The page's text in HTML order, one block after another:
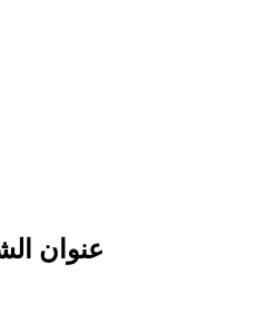
عنوان